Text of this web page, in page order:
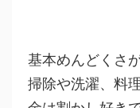
基本めんどくさ
掃除や洗濯、料